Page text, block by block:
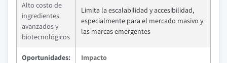
Alto costo de
ingredientes
avanzados y
biotecnológicos
Limita la escalabilidad y accesibilidad,
especialmente para el mercado masivo y
las marcas emergentes
Oportunidades: Impacto